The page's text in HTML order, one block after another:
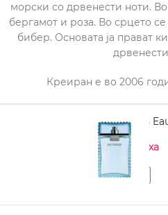
морски со дрвенести ноти.
бергамот и роза. Во срцето
бибер. Основата ја прават
Креиран е во 2006
VERSACE Man
Нема на залиха